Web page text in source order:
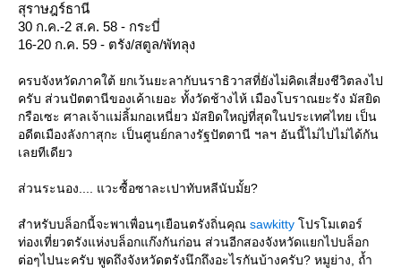
สุราษฎร์ธานี
30 ก.ค.-2 ส.ค. 58 - กระบี่
16-20 ก.ค. 59 - ตรัง/สตูล/พัทลุง
ครบจังหวัดภาคใต้ ยกเว้นยะลากับนราธิวาสที่ยังไม่คิดเสี่ยงชีวิตลงไป
ครับ ส่วนปัตตานีของเค้าเยอะ ทั้งวัดช้างไห้ เมืองโบราณยะรัง มัสยิด
กรือเซะ ศาลเจ้าแม่ลิ้มกอเหนี่ยว มัสยิดใหญ่ที่สุดในประเทศไทย เป็น
อดีตเมืองลังกาสุกะ เป็นศูนย์กลางรัฐปัตตานี ฯลฯ อันนี้ไม่ไปไม่ได้กัน
เลยทีเดียว
ส่วนระนอง.... แวะซื้อซาละเปาทับหลีนับมั้ย?
สำหรับบล็อกนี้จะพาเพื่อนๆเยือนตรังถิ่นคุณ sawkitty ปรโมเตอร์
ท่องเที่ยวตรังแห่งบล็อกแก๊งกันก่อน ส่วนอีกสองจังหวัดแยกไปบล็อก
ต่อๆไปนะครับ พูดถึงจังหวัดตรังนึกถึงอะไรกันบ้างครับ? หมูย่าง, ถ้ำ